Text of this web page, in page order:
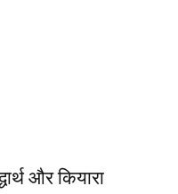
और कियारा